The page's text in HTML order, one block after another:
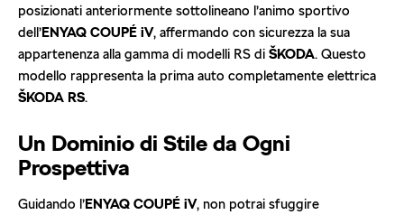
posizionati anteriormente sottolineano l’animo sportivo
dell’ENYAQ COUPÉ iV, affermando con sicurezza la sua
appartenenza alla gamma di modelli RS di ŠKODA. Questo
modello rappresenta la prima auto completamente elettrica
ŠKODA RS.
Un Dominio di Stile da Ogni
Prospettiva
Guidando l’ENYAQ COUPÉ iV, non potrai sfuggire